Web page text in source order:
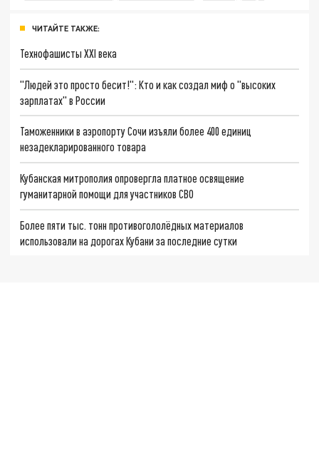
ЧИТАЙТЕ ТАКЖЕ:
Технофашисты XXI века
"Людей это просто бесит!": Кто и как создал миф о "высоких
зарплатах" в России
Таможенники в аэропорту Сочи изъяли более 400 единиц
незадекларированного товара
Кубанская митрополия опровергла платное освящение
гуманитарной помощи для участников СВО
Более пяти тыс. тонн противогололёдных материалов
использовали на дорогах Кубани за последние сутки